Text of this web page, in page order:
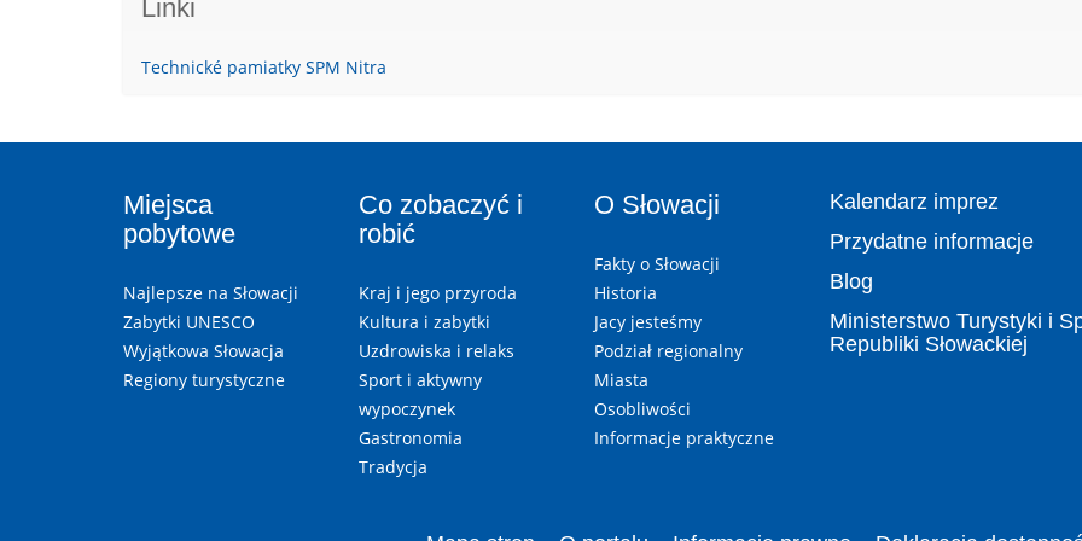
Linki
Technické pamiatky SPM Nitra
Miejsca
pobytowe
Najlepsze na Słowacji
Zabytki UNESCO
Wyjątkowa Słowacja
Regiony turystyczne
Co zobaczyć i
robić
Kraj i jego przyroda
Kultura i zabytki
Uzdrowiska i relaks
Sport i aktywny
wypoczynek
Gastronomia
Tradycja
O Słowacji
Fakty o Słowacji
Historia
Jacy jesteśmy
Podział regionalny
Miasta
Osobliwości
Informacje praktyczne
Kalendarz imprez
Przydatne informacje
Blog
Ministerstwo Turystyki i
Republiki Słowackiej